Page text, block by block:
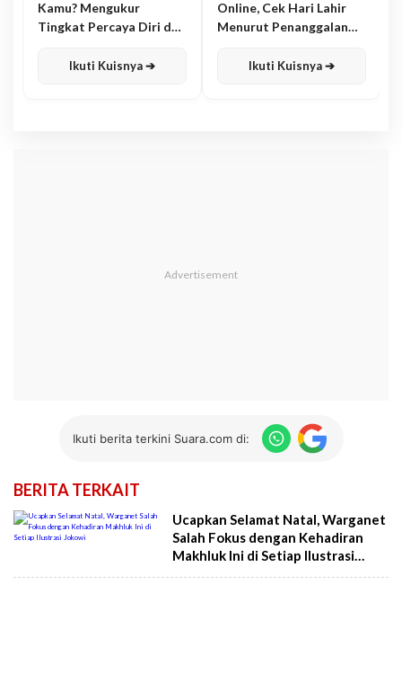
Kamu? Mengukur
Tingkat Percaya Diri dan
Ikuti Kuisnya ➔
Online, Cek Hari Lahir
Menurut Penanggalan
Ikuti Kuisnya ➔
Ikuti berita terkini Suara.com di:
BERITA TERKAIT
Ucapkan Selamat Natal, Warganet
Salah Fokus dengan Kehadiran
Makhluk Ini di Setiap Ilustrasi
Jokowi